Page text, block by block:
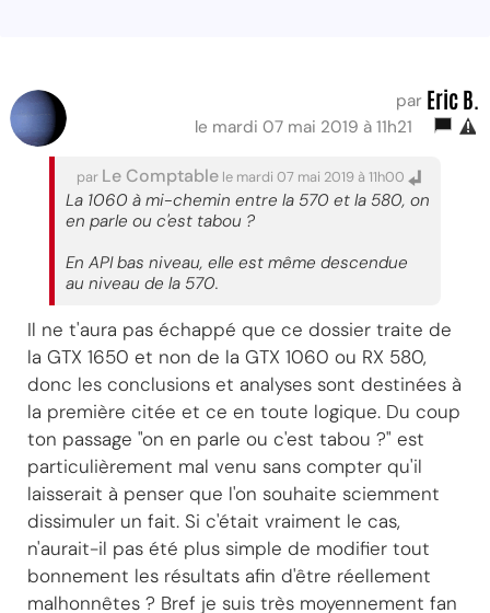
par Eric B.
le mardi 07 mai 2019 à 11h21
par Le Comptable le mardi 07 mai 2019 à 11h00
La 1060 à mi-chemin entre la 570 et la 580, on
en parle ou c'est tabou ?
En API bas niveau, elle est même descendue
au niveau de la 570.
Il ne t'aura pas échappé que ce dossier traite de
la GTX 1650 et non de la GTX 1060 ou RX 580,
donc les conclusions et analyses sont destinées à
la première citée et ce en toute logique. Du coup
ton passage "on en parle ou c'est tabou ?" est
particulièrement mal venu sans compter qu'il
laisserait à penser que l'on souhaite sciemment
dissimuler un fait. Si c'était vraiment le cas,
n'aurait-il pas été plus simple de modifier tout
bonnement les résultats afin d'être réellement
malhonnêtes ? Bref je suis très moyennement fan